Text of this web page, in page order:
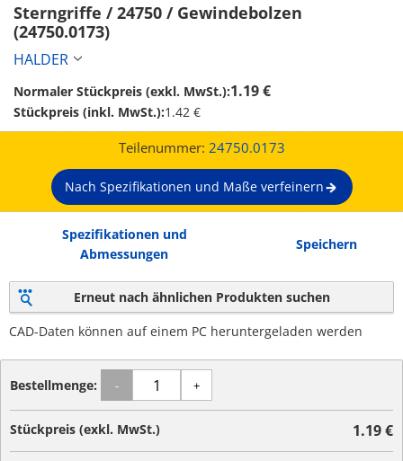
Sterngriffe / 24750 / Gewindebolzen
(24750.0173)
HALDER
Normaler Stückpreis (exkl. MwSt.):1.19 €
Stückpreis (inkl. MwSt.):1.42 €
Teilenummer: 24750.0173
Nach Spezifikationen und Maße verfeinern
Spezifikationen und
Abmessungen
Speichern
Erneut nach ähnlichen Produkten suchen
CAD-Daten können auf einem PC heruntergeladen werden
Bestellmenge: - +
Stückpreis (exkl. MwSt.) 1.19 €